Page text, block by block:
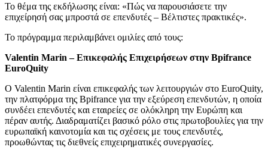
Το θέμα της εκδήλωσης είναι: «Πώς να παρουσιάσετε την
επιχείρησή σας μπροστά σε επενδυτές – Βέλτιστες πρακτικές».
Το πρόγραμμα περιλαμβάνει ομιλίες από τους:
Valentin Marin – Επικεφαλής Επιχειρήσεων στην Bpifrance
EuroQuity
Ο Valentin Marin είναι επικεφαλής των λειτουργιών στο EuroQuity,
την πλατφόρμα της Bpifrance για την εξεύρεση επενδυτών, η οποία
συνδέει επενδυτές και εταιρείες σε ολόκληρη την Ευρώπη και
πέραν αυτής. Διαδραματίζει βασικό ρόλο στις πρωτοβουλίες για την
ευρωπαϊκή καινοτομία και τις σχέσεις με τους επενδυτές,
προωθώντας τις διεθνείς επιχειρηματικές συνεργασίες.